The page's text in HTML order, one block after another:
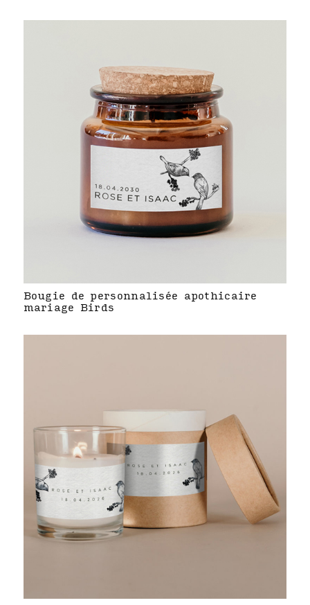
Bougie de personnalisée apothicaire
mariage Birds